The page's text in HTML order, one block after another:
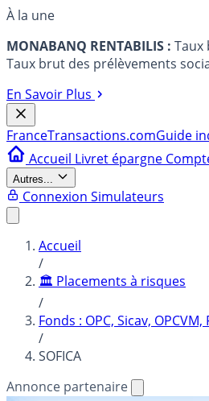
À la une
MONABANQ RENTABILIS : Taux
Taux brut des prélèvements
En Savoir Plus
FranceTransactions.comGuide
Accueil Livret épargne
Autres...
Connexion Simulateurs
Accueil
/
🏛️ Placements à risques
/
Fonds : OPC, Sicav, OPCVM,
/
SOFICA
Annonce partenaire